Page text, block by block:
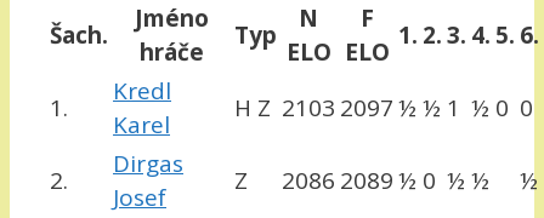
Šach.
Jméno
hráče
Typ
N
ELO
F
ELO
1. 2.3. 4. 5. 6.
1.
Kredl
Karel
H Z 2103 2097½ ½ 1 ½ 0 0
2.
Dirgas
Josef
Z 2086 2089½ 0 ½ ½ ½